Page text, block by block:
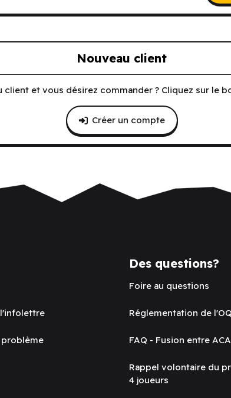
Nouveau client
client et vous désirez commander ? Cliquez sur le
Créer un compte
problème
Des questions?
Foire au questions
Réglementation de
FAQ - Fusion entre
Rappel volontaire du
4 joueurs